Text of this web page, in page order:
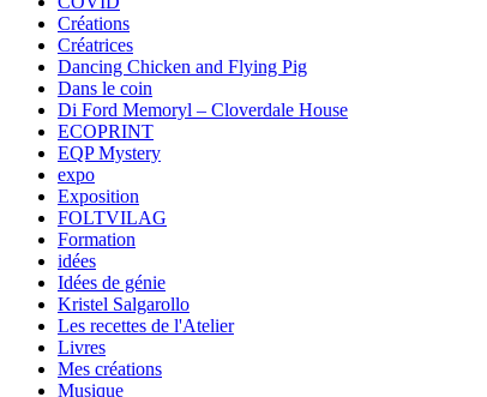
Créations
Créatrices
Dancing Chicken and Flying Pig
Dans le coin
Di Ford Memoryl – Cloverdale House
ECOPRINT
EQP Mystery
expo
Exposition
FOLTVILAG
Formation
idées
Idées de génie
Kristel Salgarollo
Les recettes de l'Atelier
Livres
Mes créations
Musique